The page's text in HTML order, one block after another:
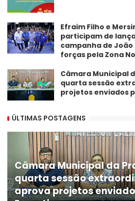
Efraim Filho e
participam de
campanha de João
forças pela Zona
Câmara Municipal
quarta sessão
projetos enviados
ÚLTIMAS POSTAGENS
Câmara Municipal da
quarta sessão
aprova projetos